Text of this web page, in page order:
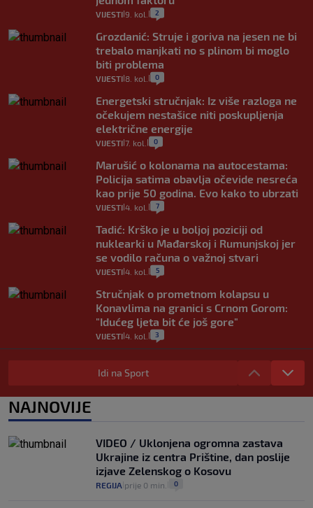
VIJESTI 9. kol. 2
Grozdanić: Struje i goriva na jesen ne bi
trebalo manjkati no s plinom bi moglo
biti problema
VIJESTI 8. kol. 0
Energetski stručnjak: Iz više razloga ne
očekujem nestašice niti poskupljenja
električne energije
VIJESTI 7. kol. 0
Marušić o kolonama na autocestama:
Policija satima obavlja očevide nesreća
kao prije 50 godina. Evo kako to ubrzati
VIJESTI 4. kol. 7
Tadić: Krško je u boljoj poziciji od
nuklearki u Mađarskoj i Rumunjskoj jer
se vodilo računa o važnoj stvari
VIJESTI 4. kol. 5
Stručnjak o prometnom kolapsu u
Konavlima na granici s Crnom Gorom:
"Idućeg ljeta bit će još gore"
VIJESTI 4. kol. 3
Iz Hrvatske u Italiju može se i preko
mora. Provjerili smo brodske linije i
VIJESTI 3. kol. 2
vidjeti na akcijama u trgovinama"
VIJESTI 3. kol. 8
Idi na Sport
NAJNOVIJE
VIDEO / Uklonjena ogromna zastava
Ukrajine iz centra Prištine, dan poslije
izjave Zelenskog o Kosovu
REGIJA prije 0 min. 0